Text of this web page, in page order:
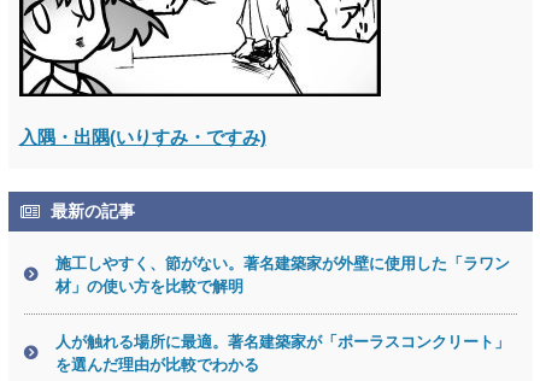
入隅・出隅(いりすみ・ですみ)
最新の記事
施工しやすく、節がない。著名建築家が外壁に使用した「ラワン
材」の使い方を比較で解明
人が触れる場所に最適。著名建築家が「ポーラスコンクリート」
を選んだ理由が比較でわかる